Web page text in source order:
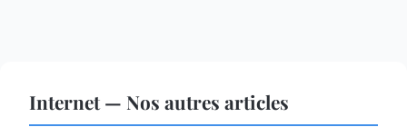
Internet — Nos autres articles